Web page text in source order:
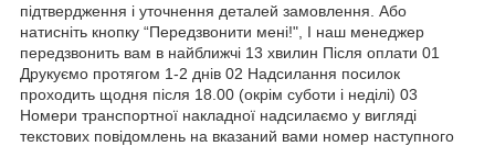
підтвердження і уточнення деталей замовлення. Або
натисніть кнопку “Передзвонити мені!", І наш менеджер
передзвонить вам в найближчі 13 хвилин Після оплати 01
Друкуємо протягом 1-2 днів 02 Надсилання посилок
проходить щодня після 18.00 (окрім суботи і неділі) 03
Номери транспортної накладної надсилаємо у вигляді
текстових повідомлень на вказаний вами номер наступного